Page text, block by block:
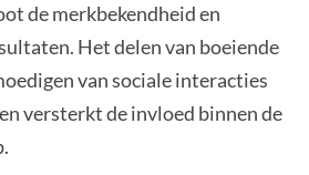
de merkbekendheid en
Het delen van boeiende
van sociale interacties
versterkt de invloed binnen de